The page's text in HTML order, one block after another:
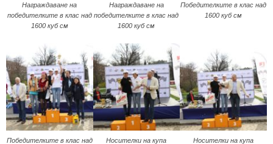
Награждаване на
победителките в клас над
1600 куб см
Награждаване на
победителките в клас над
1600 куб см
Победителките в клас над
1600 куб см
Победителките в клас над
Носителки на купа
Носителки на купа